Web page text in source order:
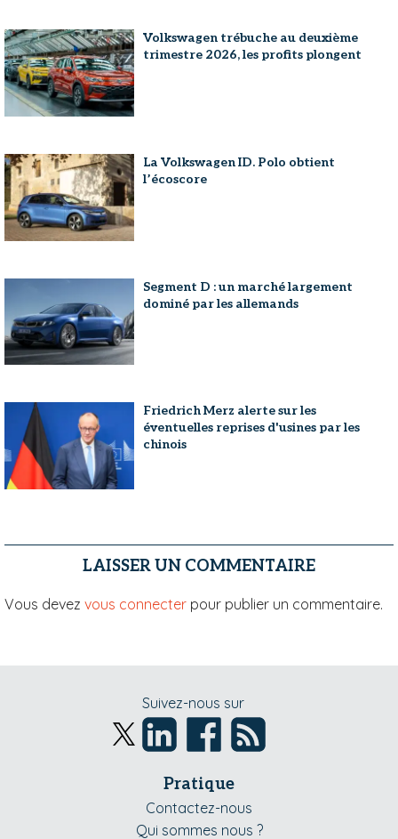
Volkswagen trébuche au deuxième
trimestre 2026, les profits plongent
La Volkswagen ID. Polo obtient
l’écoscore
Segment D : un marché largement
dominé par les allemands
Friedrich Merz alerte sur les
éventuelles reprises d'usines par les
chinois
LAISSER UN COMMENTAIRE
Vous devez vous connecter pour publier un commentaire.
Suivez-nous sur
Pratique
Contactez-nous
Qui sommes nous ?